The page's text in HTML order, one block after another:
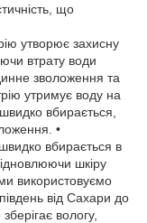
що
утворює захисну
втрату води
зволоження та
утримує воду на
вбирається,
•
вбирається в
шкіру
використовуємо
від Сахари до
вологу,